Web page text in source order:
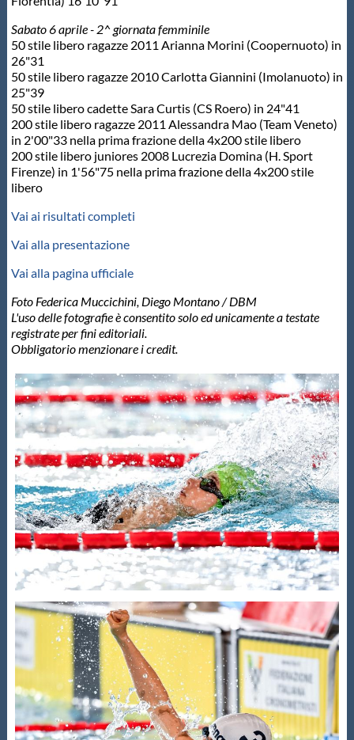
Sabato 6 aprile - 2^ giornata femminile
50 stile libero ragazze 2011 Arianna Morini (Coopernuoto) in
26"31
50 stile libero ragazze 2010 Carlotta Giannini (Imolanuoto) in
25"39
50 stile libero cadette Sara Curtis (CS Roero) in 24"41
200 stile libero ragazze 2011 Alessandra Mao (Team Veneto)
in 2'00"33 nella prima frazione della 4x200 stile libero
200 stile libero juniores 2008 Lucrezia Domina (H. Sport
Firenze) in 1'56"75 nella prima frazione della 4x200 stile
libero
Vai ai risultati completi
Vai alla presentazione
Vai alla pagina ufficiale
Foto Federica Muccichini, Diego Montano / DBM
L'uso delle fotografie è consentito solo ed unicamente a testate
registrate per fini editoriali.
Obbligatorio menzionare i credit.